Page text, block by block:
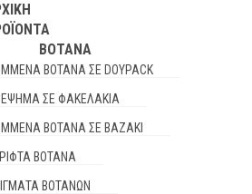
ΒΌΤΑΝΑ
ΒΌΤΑΝΑ ΣΕ DOYPACK
ΣΕ ΦΑΚΕΛΆΚΙΑ
ΒΌΤΑΝΑ ΣΕ ΒΑΖΆΚΙ
ΒΌΤΑΝΑ
ΒΟΤΆΝΩΝ